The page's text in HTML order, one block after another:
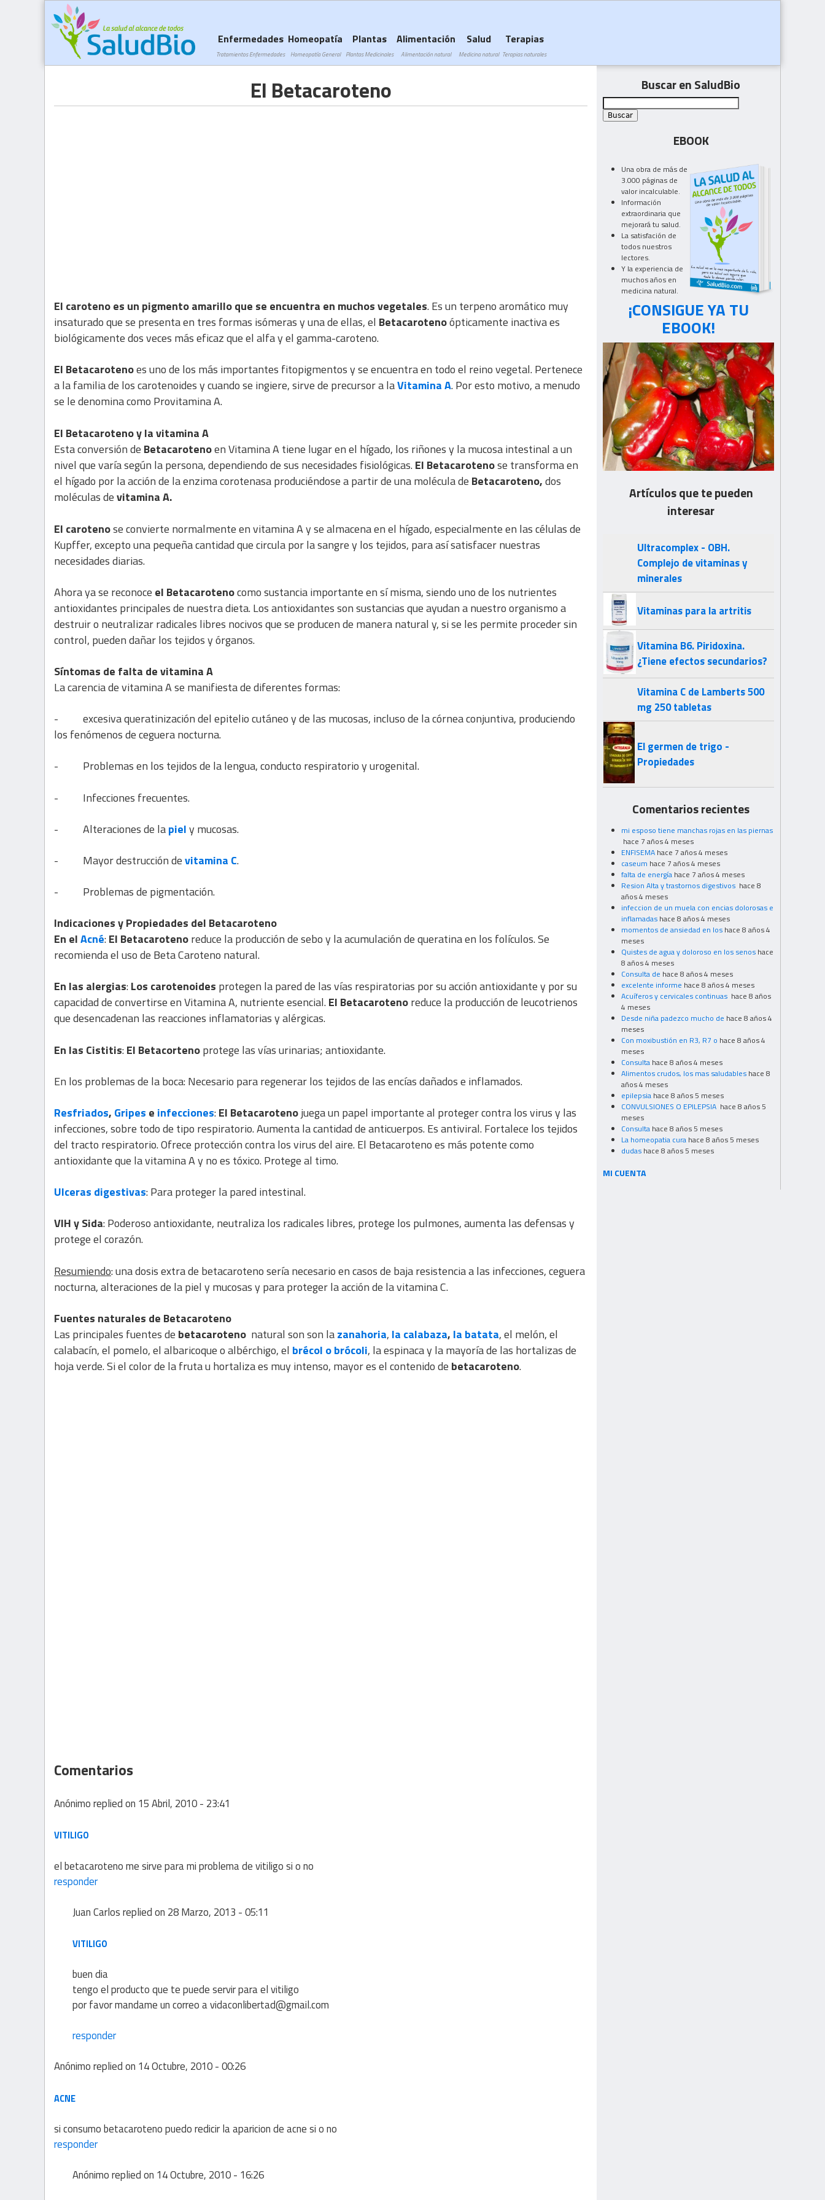
El Betacaroteno
El carotenoes un pigmento amarillo que se encuentra en muchos vegetales. Es un terpeno aromático muy
insaturado que se presenta en tres formas isómeras y una de ellas, el Betacarotenoópticamente inactiva es
biológicamente dos veces más eficaz que el alfa y el gamma-caroteno.
El Betacarotenoes uno de los más importantes fitopigmentos y se encuentra en todo el reino vegetal. Pertenece
a la familia de los carotenoides y cuando se ingiere, sirve de precursor a laVitamina A. Por esto motivo, a menudo
se le denomina como Provitamina A.
El Betacaroteno y la vitamina A
Esta conversión de Betacarotenoen Vitamina A tiene lugar en el hígado, los riñones y la mucosa intestinal a un
nivel que varía según la persona, dependiendo de sus necesidades fisiológicas. El Betacarotenose transforma en
el hígado por la acción de la enzima corotenasa produciéndose a partir de una molécula de Betacaroteno,dos
moléculas devitamina A.
El carotenose convierte normalmente en vitamina A y se almacena en el hígado, especialmente en las células de
Kupffer, excepto una pequeña cantidad que circula por la sangre y los tejidos, para así satisfacer nuestras
necesidades diarias.
Ahora ya se reconoce el Betacarotenocomo sustancia importante en sí misma, siendo uno de los nutrientes
antioxidantes principales de nuestra dieta. Los antioxidantes son sustancias que ayudan a nuestro organismo a
destruir o neutralizar radicales libres nocivos que se producen de manera natural y, si se les permite proceder sin
control, pueden dañar los tejidos y órganos.
Síntomas de falta de vitamina A
La carencia de vitamina A se manifiesta de diferentes formas:
-
excesiva queratinización del epitelio cutáneo y de las mucosas, incluso de la córnea conjuntiva, produciendo
los fenómenos de ceguera nocturna.
-
Problemas en los tejidos de la lengua, conducto respiratorio y urogenital.
-
Infecciones frecuentes.
-
Alteraciones de lapiely mucosas.
-
Mayor destrucción devitamina C.
-
Problemas de pigmentación.
Indicaciones y Propiedades del Betacaroteno
En elAcné: El Betacarotenoreduce la producción de sebo y la acumulación de queratina en los folículos. Se
recomienda el uso de Beta Caroteno natural.
En las alergias: Los carotenoides protegen la pared de las vías respiratorias por su acción antioxidante y por su
capacidad de convertirse en Vitamina A, nutriente esencial. El Betacarotenoreduce la producción de leucotrienos
que desencadenan las reacciones inflamatorias y alérgicas.
En las Cistitis: El Betacortenoprotege las vías urinarias; antioxidante.
En los problemas de la boca: Necesario para regenerar los tejidos de las encías dañados e inflamados.
Resfriados, Gripes e infecciones: El Betacarotenojuega un papel importante al proteger contra los virus y las
infecciones, sobre todo de tipo respiratorio. Aumenta la cantidad de anticuerpos. Es antiviral. Fortalece los tejidos
del tracto respiratorio. Ofrece protección contra los virus del aire. El Betacaroteno es más potente como
antioxidante que la vitamina A y no es tóxico. Protege al timo.
Ulceras digestivas: Para proteger la pared intestinal.
VIH y Sida: Poderoso antioxidante, neutraliza los radicales libres, protege los pulmones, aumenta las defensas y
protege el corazón.
Resumiendo: una dosis extra de betacaroteno sería necesario en casos de baja resistencia a las infecciones, ceguera
nocturna, alteraciones de la piel y mucosas y para proteger la acción de la vitamina C.
Fuentes naturales de Betacaroteno
Las principales fuentes de betacaroteno natural son son lazanahoria, la calabaza, la batata, el melón, el
calabacín, el pomelo, el albaricoque o albérchigo, el brécol o brócoli, la espinaca y la mayoría de las hortalizas de
hoja verde. Si el color de la fruta u hortaliza es muy intenso, mayor es el contenido de betacaroteno.
Comentarios
Anónimoreplied on 15 Abril, 2010 - 23:41
VITILIGO
el betacaroteno me sirve para mi problema de vitiligo si o no
responder
Juan Carlosreplied on 28 Marzo, 2013 - 05:11
VITILIGO
buen dia
tengo el producto que te puede servir para el vitiligo
por favor mandame un correo a vidaconlibertad@gmail.com
responder
Anónimoreplied on 14 Octubre, 2010 - 00:26
ACNE
si consumo betacaroteno puedo redicir la aparicion de acne si o no
responder
Anónimoreplied on 14 Octubre, 2010 - 16:26
Enfermedades
Tratamientos Enfermedades
Homeopatía
Homeopatía General
Plantas
Plantas Medicinales
Alimentación
Alimentación natural
Salud
Medicina natural
Terapias
Terapias naturales
Buscar en SaludBio
EBOOK
Una obra de más de
3.000 páginas de
valor incalculable.
Información
extraordinaria que
mejorará tu salud.
La satisfación de
todos nuestros
lectores.
Y la experiencia de
muchos años en
medicina natural.
¡CONSIGUE YA TU
EBOOK!
Artículos que te pueden
interesar
Ultracomplex - OBH.
Complejo de vitaminas y
minerales
Vitaminas para la artritis
Vitamina B6. Piridoxina.
¿Tiene efectos secundarios?
Vitamina C de Lamberts 500
mg 250 tabletas
El germen de trigo -
Propiedades
Comentarios recientes
mi esposo tiene manchas rojas en las piernas
hace 7 años 4 meses
ENFISEMA hace 7 años 4 meses
caseum hace 7 años 4 meses
falta de energía hace 7 años 4 meses
Resion Alta y trastornos digestivos hace 8
años 4 meses
infeccion de un muela con encias dolorosas e
inflamadas hace 8 años 4 meses
momentos de ansiedad en los hace 8 años 4
meses
Quistes de agua y doloroso en los senos hace
8 años 4 meses
Consulta de hace 8 años 4 meses
excelente informe hace 8 años 4 meses
Acuíferos y cervicales continuas hace 8 años
4 meses
Desde niña padezco mucho de hace 8 años 4
meses
Con moxibustión en R3, R7 o hace 8 años 4
meses
Consulta hace 8 años 4 meses
Alimentos crudos, los mas saludables hace 8
años 4 meses
epilepsia hace 8 años 5 meses
CONVULSIONES O EPILEPSIA hace 8 años 5
meses
Consulta hace 8 años 5 meses
La homeopatia cura hace 8 años 5 meses
dudas hace 8 años 5 meses
MI CUENTA